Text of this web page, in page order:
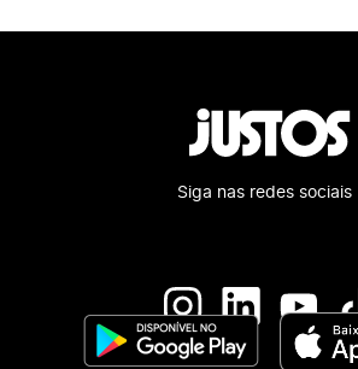
Siga nas redes sociais